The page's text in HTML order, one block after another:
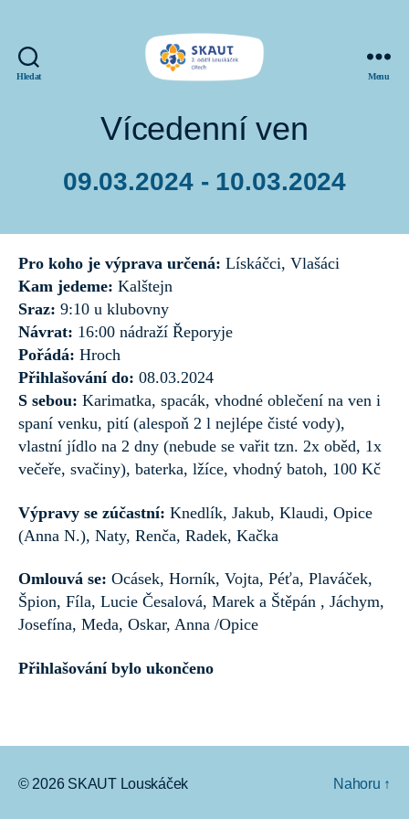
Hledat
Louskáček
Menu
Vícedenní ven
Datum
09.03.2024 - 10.03.2024
Pro koho je výprava určená: Lískáčci, Vlašáci
Kam jedeme: Kalštejn
Sraz: 9:10 u klubovny
Návrat: 16:00 nádraží Řeporyje
Pořádá: Hroch
Přihlašování do: 08.03.2024
S sebou: Karimatka, spacák, vhodné oblečení na ven i
spaní venku, pití (alespoň 2 l nejlépe čisté vody),
vlastní jídlo na 2 dny (nebude se vařit tzn. 2x oběd, 1x
večeře, svačiny), baterka, lžíce, vhodný batoh, 100 Kč
Výpravy se zúčastní: Knedlík, Jakub, Klaudi, Opice
(Anna N.), Naty, Renča, Radek, Kačka
Omlouvá se: Ocásek, Horník, Vojta, Péťa, Plaváček,
Špion, Fíla, Lucie Česalová, Marek a Štěpán , Jáchym,
Josefína, Meda, Oskar, Anna /Opice
Přihlašování bylo ukončeno
© 2026 SKAUT Louskáček Nahoru ↑